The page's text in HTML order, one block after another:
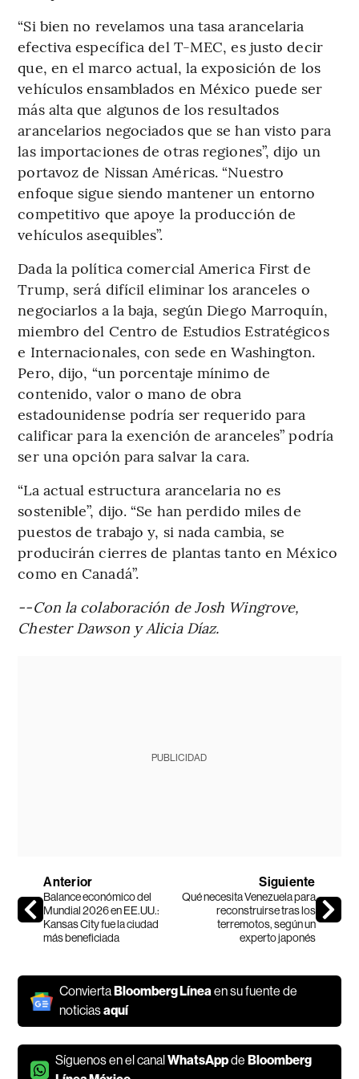
“Si bien no revelamos una tasa arancelaria
efectiva específica del T-MEC, es justo decir
que, en el marco actual, la exposición de los
vehículos ensamblados en México puede ser
más alta que algunos de los resultados
arancelarios negociados que se han visto para
las importaciones de otras regiones”, dijo un
portavoz de Nissan Américas. “Nuestro
enfoque sigue siendo mantener un entorno
competitivo que apoye la producción de
vehículos asequibles”.
Dada la política comercial America First de
Trump, será difícil eliminar los aranceles o
negociarlos a la baja, según Diego Marroquín,
miembro del Centro de Estudios Estratégicos
e Internacionales, con sede en Washington.
Pero, dijo, “un porcentaje mínimo de
contenido, valor o mano de obra
estadounidense podría ser requerido para
calificar para la exención de aranceles” podría
ser una opción para salvar la cara.
“La actual estructura arancelaria no es
sostenible”, dijo. “Se han perdido miles de
puestos de trabajo y, si nada cambia, se
producirán cierres de plantas tanto en México
como en Canadá”.
--Con la colaboración de Josh Wingrove,
Chester Dawson y Alicia Díaz.
PUBLICIDAD
Anterior
Balance económico del
Mundial 2026 en EE.UU.:
Kansas City fue la ciudad
más beneficiada
Siguiente
Qué necesita Venezuela para
reconstruirse tras los
terremotos, según un
experto japonés
Convierta Bloomberg Líneaen su fuente de
noticiasaquí
Síguenos en el canalWhatsAppde Bloomberg